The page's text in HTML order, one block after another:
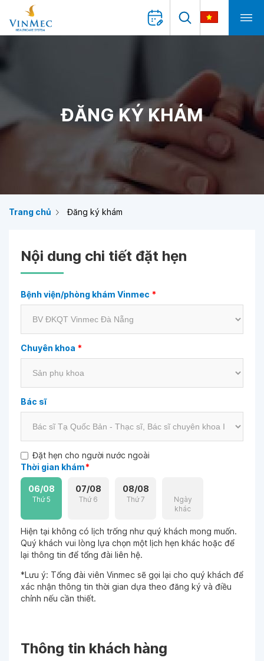
ĐĂNG KÝ KHÁM
Trang chủ Đăng ký khám
Nội dung chi tiết đặt hẹn
Bệnh viện/phòng khám Vinmec *
Chuyên khoa *
Bác sĩ
Đặt hẹn cho người nước ngoài
Thời gian khám*
06/08
Thứ 5
07/08
Thứ 6
08/08
Thứ 7
Ngày
khác
Hiện tại không có lịch trống như quý khách mong muốn.
Quý khách vui lòng lựa chọn một lịch hẹn khác hoặc để
lại thông tin để tổng đài liên hệ.
*Lưu ý: Tổng đài viên Vinmec sẽ gọi lại cho quý khách để
xác nhận thông tin thời gian dựa theo đăng ký và điều
chỉnh nếu cần thiết.
Thông tin khách hàng